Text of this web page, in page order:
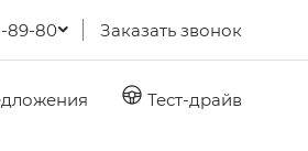
89-80 Заказать звонок
Тест-драйв